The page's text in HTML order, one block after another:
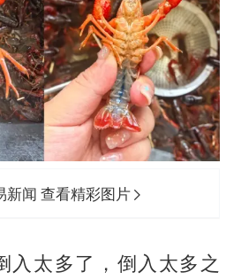
新闻 查看精彩图片
入太多了，倒入太多之